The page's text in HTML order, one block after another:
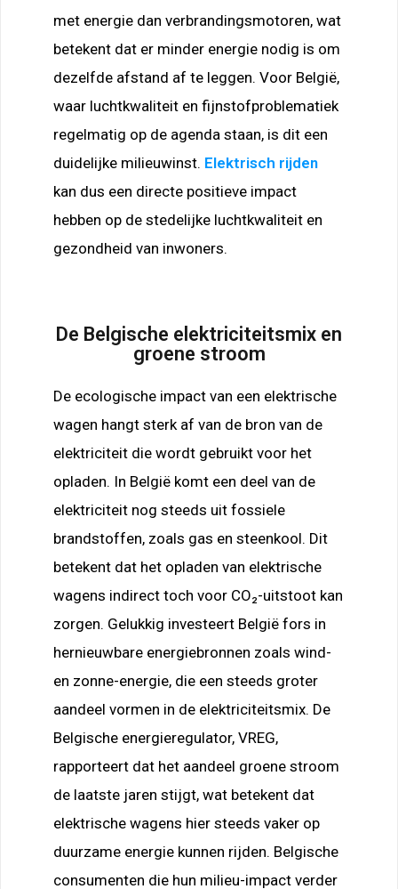
met energie dan verbrandingsmotoren, wat
betekent dat er minder energie nodig is om
dezelfde afstand af te leggen. Voor België,
waar luchtkwaliteit en fijnstofproblematiek
regelmatig op de agenda staan, is dit een
duidelijke milieuwinst. Elektrisch rijden
kan dus een directe positieve impact
hebben op de stedelijke luchtkwaliteit en
gezondheid van inwoners.
De Belgische elektriciteitsmix en
groene stroom
De ecologische impact van een elektrische
wagen hangt sterk af van de bron van de
elektriciteit die wordt gebruikt voor het
opladen. In België komt een deel van de
elektriciteit nog steeds uit fossiele
brandstoffen, zoals gas en steenkool. Dit
betekent dat het opladen van elektrische
wagens indirect toch voor CO₂-uitstoot kan
zorgen. Gelukkig investeert België fors in
hernieuwbare energiebronnen zoals wind-
en zonne-energie, die een steeds groter
aandeel vormen in de elektriciteitsmix. De
Belgische energieregulator, VREG,
rapporteert dat het aandeel groene stroom
de laatste jaren stijgt, wat betekent dat
elektrische wagens hier steeds vaker op
duurzame energie kunnen rijden. Belgische
consumenten die hun milieu-impact verder